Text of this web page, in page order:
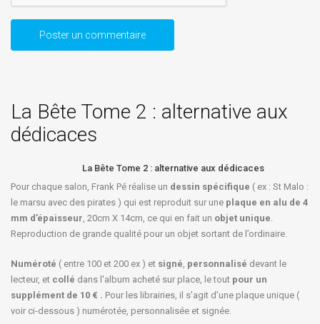
La Bête Tome 2 : alternative aux
dédicaces
La Bête Tome 2 : alternative aux dédicaces
Pour chaque salon, Frank Pé réalise un dessin spécifique ( ex : St Malo :
le marsu avec des pirates ) qui est reproduit sur une plaque en alu de 4
mm d’épaisseur, 20cm X 14cm, ce qui en fait un objet unique.
Reproduction de grande qualité pour un objet sortant de l’ordinaire.
Numéroté ( entre 100 et 200 ex ) et signé, personnalisé devant le
lecteur, et collé dans l'album acheté sur place, le tout pour un
supplément de 10 € . Pour les librairies, il s’agit d’une plaque unique (
voir ci-dessous ) numérotée, personnalisée et signée.